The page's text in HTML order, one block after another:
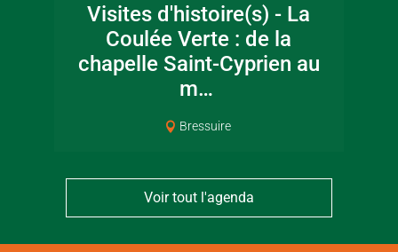
Visites d'histoire(s) - La
Coulée Verte : de la
chapelle Saint-Cyprien au
m…
Bressuire
Voir tout l'agenda